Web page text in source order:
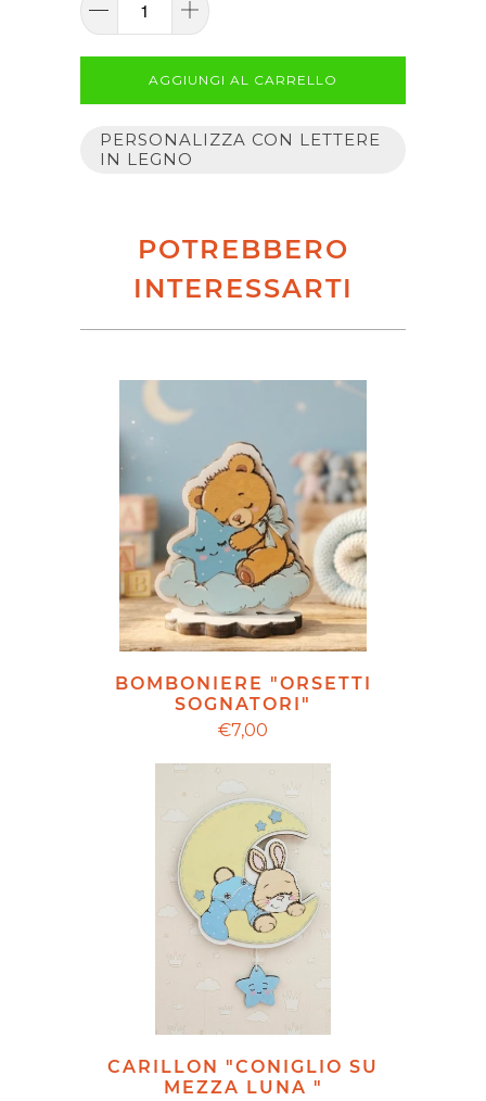
AGGIUNGI AL CARRELLO
PERSONALIZZA CON LETTERE
IN LEGNO
POTREBBERO
INTERESSARTI
BOMBONIERE "ORSETTI
SOGNATORI"
€7,00
CARILLON "CONIGLIO SU
MEZZA LUNA "